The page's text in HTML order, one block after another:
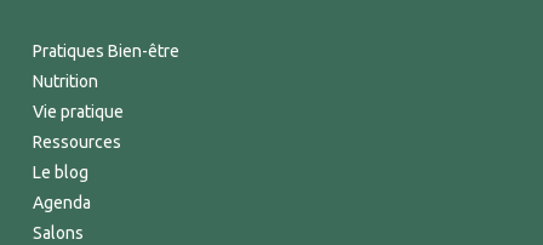
Pratiques Bien-être
Nutrition
Vie pratique
Ressources
Le blog
Agenda
Salons